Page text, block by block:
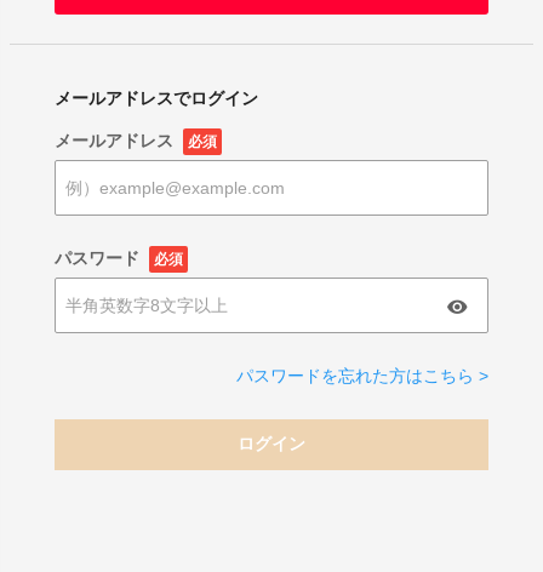
メールアドレスでログイン
メールアドレス 必須
パスワード 必須
パスワードを忘れた方はこちら >
ログイン